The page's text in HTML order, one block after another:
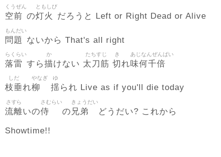
空前
くうぜん
の灯火
ともしび
だろうと Left or Right Dead or Alive
問題
もんだい
ないから That's all right
落雷
らくらい
すら描
か
けない 太刀筋
たちすじ
切
き
れ味何千倍
あじなんぜんばい
枝垂
しだ
れ柳
やなぎ
揺
ゆ
られ Live as if you'll die today
流離
さすら
いの侍
さむらい
の 兄弟
きょうだい
どうだい? これから
Showtime!!